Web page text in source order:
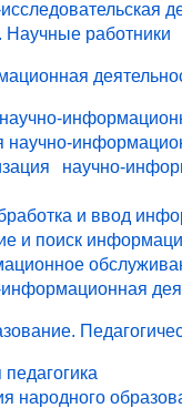
работники
научно-
научно-
и ввод
и поиск
народного